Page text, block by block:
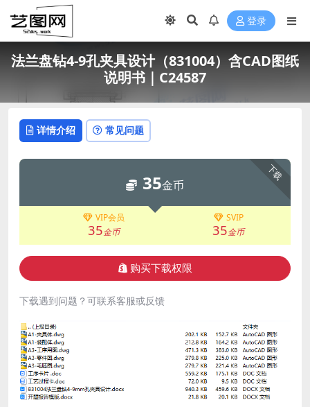
登录
法兰盘钻4-9孔夹具设计（831004）含CAD图纸
说明书｜C24587
详情介绍 常见问题
下载
35金币
VIP会员
35金币
SVIP
35金币
购买下载权限
下载遇到问题？可联系客服或反馈